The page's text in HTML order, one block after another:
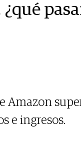
Amazon
e ingresos.